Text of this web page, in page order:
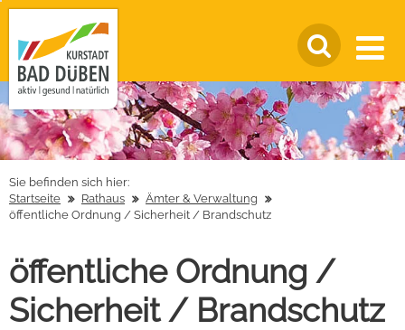
Sie befinden sich hier:
Startseite
Rathaus
Ämter & Verwaltung
öffentliche Ordnung / Sicherheit / Brandschutz
öffentliche Ordnung /
Sicherheit / Brandschutz